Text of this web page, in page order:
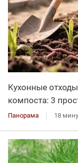
Кухонные
компоста: 3
Панорама 18